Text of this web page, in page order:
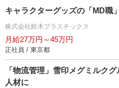
キャラクターグッズの「MD職
株式会社鈴木プラスチックス
月給27万円～45万円
正社員 / 東京都
「物流管理」雪印メグミルク
人材に